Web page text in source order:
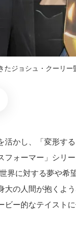
たジョシュ・クーリー
活かし、「変形す
フォーマー」シリー
界に対する夢や希
大の人間が抱くよ
ビー的なテイスト